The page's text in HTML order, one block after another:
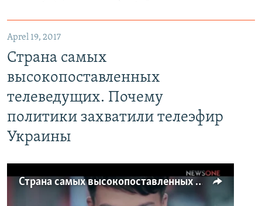
Aprel 19, 2017
Страна самых
высокопоставленных
телеведущих. Почему
политики захватили телеэфир
Украины
Страна самых высокопоставленных телеведущих. Почему политики захватили телеэфир Украины